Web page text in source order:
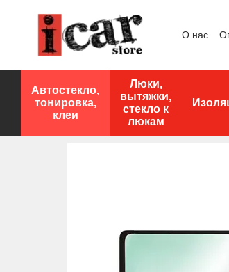
О нас
Автостекло,
тонировка,
клеи
Люки,
вытяжки,
стекло к
люкам